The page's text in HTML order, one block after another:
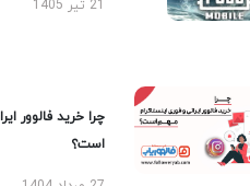
چرا خرید فالوور
است؟